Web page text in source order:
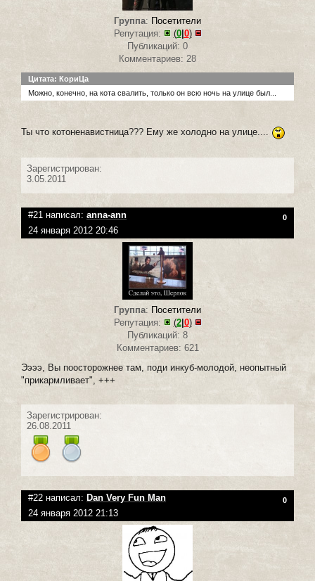
Группа: Посетители
Репутация:
(0| 0)
Публикаций: 0
Комментариев: 28
Цитата: КориЦа
Можно, конечно, на кота свалить, только он всю ночь на улице был...
Ты что котоненавистница??? Ему же холодно на улице....
Зарегистрирован:
3.05.2011
#21 написал: anna-ann 0
24 января 2012 20:46
Группа: Посетители
Репутация:
(2| 0)
Публикаций: 8
Комментариев: 621
Ээээ, Вы поосторожнее там, поди инкуб-молодой, неопытный
"прикармливает", +++
Зарегистрирован:
26.08.2011
#22 написал: Dan Very Fun Man 0
24 января 2012 21:13